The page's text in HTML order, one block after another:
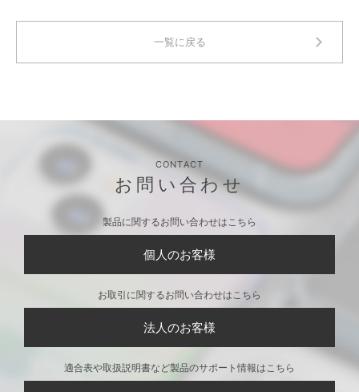
一覧に戻る
CONTACT
お問い合わせ
製品に関するお問い合わせはこちら
個人のお客様
お取引に関するお問い合わせはこちら
法人のお客様
適合表や取扱説明書など製品のサポート情報はこちら